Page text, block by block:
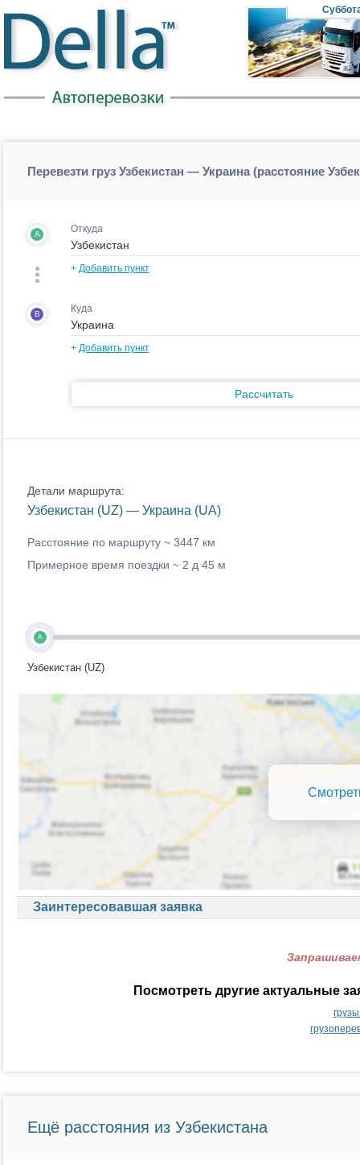
Перевезти груз Узбекистан — Украина (расстояние
A Откуда
+ Добавить пункт
B Куда
+ Добавить пункт
Рассчитать
Детали маршрута:
Узбекистан (UZ) — Украина (UA)
Расстояние по маршруту ~ 3447 км
Примерное время поездки ~ 2 д 45 м
A
Узбекистан (UZ)
Заинтересовавшая заявка
Посмотреть другие актуальные
Ещё расстояния из Узбекистана